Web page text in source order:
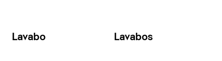
Lavabo Lavabos